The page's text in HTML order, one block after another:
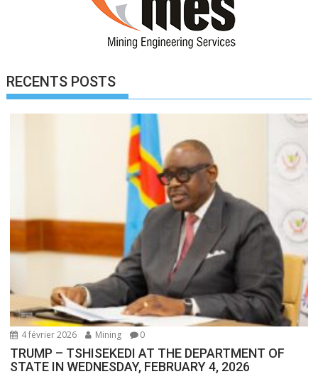
RECENTS POSTS
4 février 2026 Mining 0
TRUMP – TSHISEKEDI AT THE DEPARTMENT OF
STATE IN WEDNESDAY, FEBRUARY 4, 2026